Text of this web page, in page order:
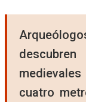
cuatro